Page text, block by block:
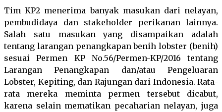
Tim KP2 menerima banyak masukan dari nelayan,
pembudidaya dan stakeholder perikanan lainnya.
Salah satu masukan yang disampaikan adalah
tentang larangan penangkapan benih lobster (benih)
sesuai Permen KP No.56/Permen-KP/2016 tentang
Larangan Penangkapan dan/atau Pengeluaran
Lobster, Kepiting, dan Rajungan dari Indonesia. Rata-
rata mereka meminta permen tersebut dicabut,
karena selain mematikan pecaharian nelayan, juga